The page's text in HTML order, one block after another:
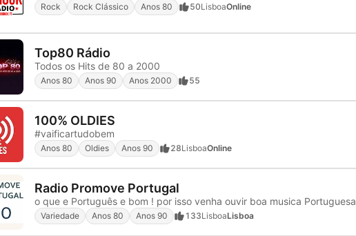
Rock Rock Clássico Anos 80 50LisboaOnline
Top80 Rádio
Todos os Hits de 80 a 2000
Anos 80 Anos 90 Anos 2000 55
100% OLDIES
#vaificartudobem
Anos 80 Oldies Anos 90 28LisboaOnline
Radio Promove Portugal
o que e Português e bom ! por isso venha ouvir boa musica Portuguesa
Variedade Anos 80 Anos 90 133LisboaLisboa